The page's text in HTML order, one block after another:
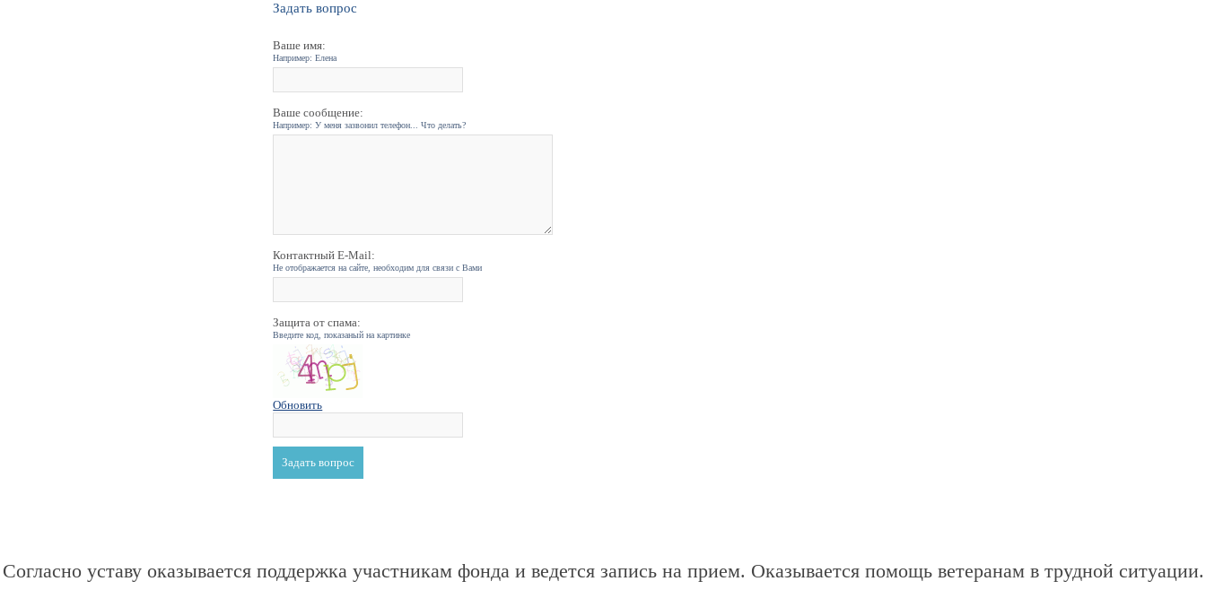
Задать вопрос
Ваше имя:
Например: Елена
Ваше сообщение:
Например: У меня зазвонил телефон... Что делать?
Контактный E-Mail:
Не отображается на сайте, необходим для связи с Вами
Защита от спама:
Введите код, показаный на картинке
Обновить
Согласно уставу оказывается поддержка участникам фонда и ведется запись на прием. Оказывается помощь ветеранам в трудной ситуации.